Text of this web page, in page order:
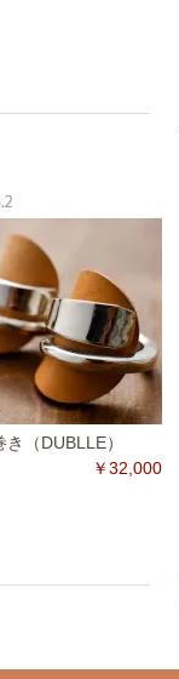
き（DUBLLE）
￥32,000